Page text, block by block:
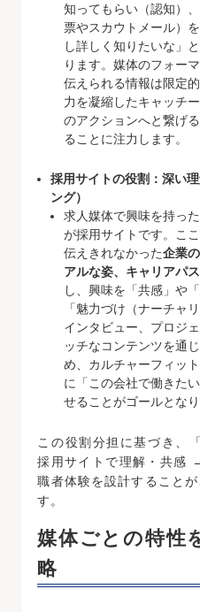
知ってもらい（認知）
票やスカウトメール）
し詳しく知りたいな」
ります。媒体のフォー
伝えられる情報は限定
力を凝縮したキャッチ
のアクションへと繋げ
ることに注力します。
採用サイトの役割：深い
ング）
求人媒体で興味を持っ
が採用サイトです。こ
伝えきれなかった企業
アルな姿、キャリアパ
し、興味を「共感」や
「魅力づけ（ナーチャ
インタビュー、プロジ
ッチなコンテンツを通
め、カルチャーフィッ
に「この会社で働きた
せることがゴールとなり
この役割分担に基づき、
採用サイトで理解・共感
職者体験を設計すること
す。
媒体ごとの特性
略